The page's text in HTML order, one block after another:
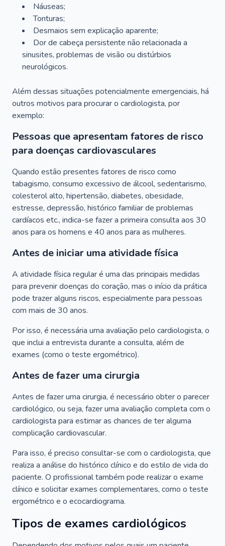
Náuseas;
Tonturas;
Desmaios sem explicação aparente;
Dor de cabeça persistente não relacionada a
sinusites, problemas de visão ou distúrbios
neurológicos.
Além dessas situações potencialmente emergenciais, há
outros motivos para procurar o cardiologista, por
exemplo:
Pessoas que apresentam fatores de risco
para doenças cardiovasculares
Quando estão presentes fatores de risco como
tabagismo, consumo excessivo de álcool, sedentarismo,
colesterol alto, hipertensão, diabetes, obesidade,
estresse, depressão, histórico familiar de problemas
cardíacos etc., indica-se fazer a primeira consulta aos 30
anos para os homens e 40 anos para as mulheres.
Antes de iniciar uma atividade física
A atividade física regular é uma das principais medidas
para prevenir doenças do coração, mas o início da prática
pode trazer alguns riscos, especialmente para pessoas
com mais de 30 anos.
Por isso, é necessária uma avaliação pelo cardiologista, o
que inclui a entrevista durante a consulta, além de
exames (como o teste ergométrico).
Antes de fazer uma cirurgia
Antes de fazer uma cirurgia, é necessário obter o parecer
cardiológico, ou seja, fazer uma avaliação completa com o
cardiologista para estimar as chances de ter alguma
complicação cardiovascular.
Para isso, é preciso consultar-se com o cardiologista, que
realiza a análise do histórico clínico e do estilo de vida do
paciente. O profissional também pode realizar o exame
clínico e solicitar exames complementares, como o teste
ergométrico e o ecocardiograma.
Tipos de exames cardiológicos